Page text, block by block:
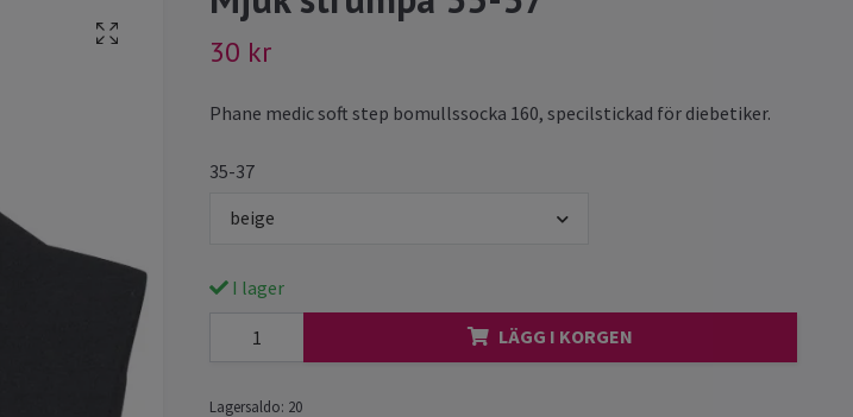
30 kr
Phane medic soft step bomullssocka 160, specilstickad för diebetiker.
35-37
beige
I lager
LÄGG I KORGEN
Lagersaldo: 20